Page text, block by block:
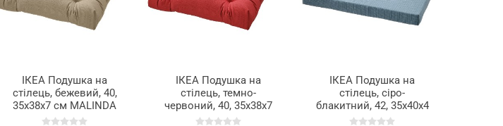
ІКЕА Подушка на
стілець, бежевий, 40,
35x38x7 см MALINDA
МАЛІНДА, 105.715.70
ІКЕА Подушка на
стілець, темно-
червоний, 40, 35x38x7
см MALINDA МАЛІНДА,
ІКЕА Подушка на
стілець, сіро-
блакитний, 42, 35x40x4
см JUSTINA ЮСТИНА,